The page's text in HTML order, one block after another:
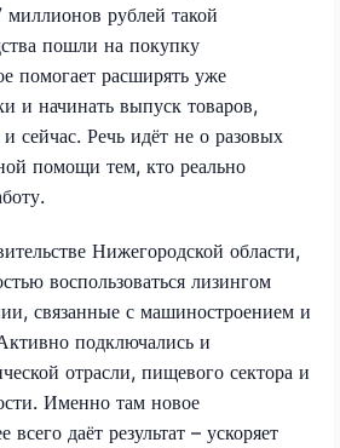
рублей такой
пошли на покупку
помогает расширять уже
и начинать выпуск товаров,
сейчас. Речь идёт не о разовых
помощи тем, кто реально
Нижегородской области,
воспользоваться лизингом
связанные с машиностроением и
подключались и
отрасли, пищевого сектора и
Именно там новое
всего даёт результат – ускоряет